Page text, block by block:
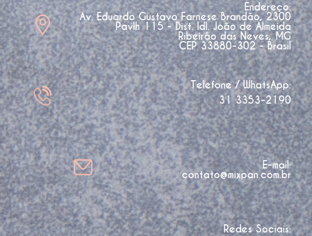
Endereço:
Av. Eduardo Gustavo Farnese Brandão, 2300
Pavlh 115 - Dist. Idl. João de Almeida
Ribeirão das Neves, MG
CEP 33880-302 - Brasil
Telefone / WhatsApp:
31 3353-2190
E-mail:
contato@mixpan.com.br
Redes Sociais: